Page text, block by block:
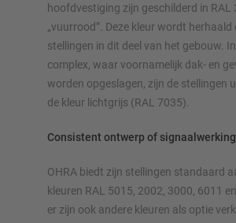
hoofdvestiging zijn geschilderd in RAL
„vuurrood”. Deze kleur wordt herhaald
stellingen in dit deel van het gebouw.
complex, waar voornamelijk dak- en
worden opgeslagen, zijn de stellingen
de kleur lichtgrijs (RAL 7035).
Consistent ontwerp of signaalwerking
OHRA biedt zijn stellingen standaard
kleuren RAL 5015, 2002, 3000, 6011
er zijn ook andere kleuren als optie